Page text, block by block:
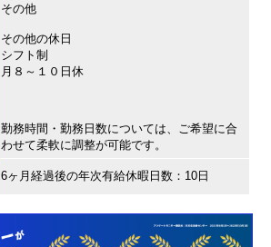
その他
その他の休日
シフト制
月８～１０日休
勤務時間・勤務日数については、ご希望に合
わせて柔軟に調整が可能です。
6ヶ月経過後の年次有給休暇日数：10日